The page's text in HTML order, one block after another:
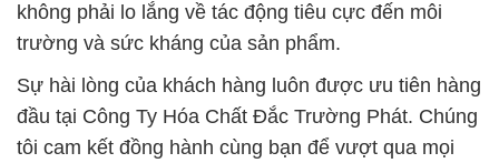
không phải lo lắng về tác động tiêu cực đến môi
trường và sức kháng của sản phẩm.
Sự hài lòng của khách hàng luôn được ưu tiên hàng
đầu tại Công Ty Hóa Chất Đắc Trường Phát. Chúng
tôi cam kết đồng hành cùng bạn để vượt qua mọi